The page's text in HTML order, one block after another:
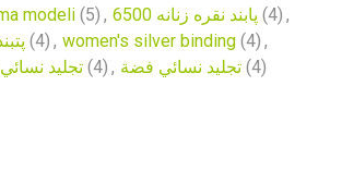
modeli (5) , پابند نقره زنانه 6500 (4) ,
(4) , women's silver binding (4) ,
تجليد نسائي (4) , تجليد نسائي فضة (4)